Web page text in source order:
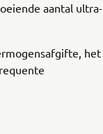
aantal ultra-
het